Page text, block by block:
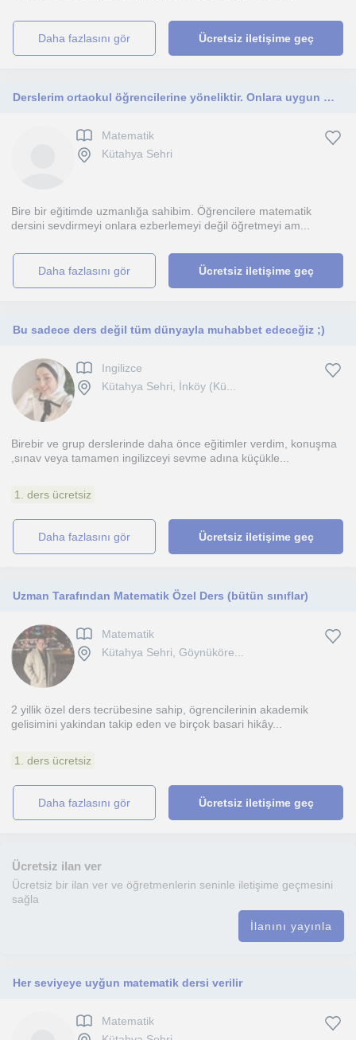
daha fazlasını gör Ücretsiz iletişime geç
Derslerim ortaokul öğrencilerine yöneliktir. Onlara uygun materyallerle derslerimi sürdürebilirim.
Matematik
Kütahya Sehri
Bire bir eğitimde uzmanlığa sahibim. Öğrencilere matematik
dersini sevdirmeyi onlara ezberlemeyi değil öğretmeyi am...
daha fazlasını gör Ücretsiz iletişime geç
Bu sadece ders değil tüm dünyayla muhabbet edeceğiz ;)
Ingilizce
Kütahya Sehri, İnköy (Kü...
Birebir ve grup derslerinde daha önce eğitimler verdim, konuşma
,sınav veya tamamen ingilizceyi sevme adına küçükle...
1. ders ücretsiz
daha fazlasını gör Ücretsiz iletişime geç
Uzman Tarafından Matematik Özel Ders (bütün sınıflar)
Matematik
Kütahya Sehri, Göynüköre...
2 yillik özel ders tecrübesine sahip, ögrencilerinin akademik
gelisimini yakindan takip eden ve birçok basari hikây...
1. ders ücretsiz
daha fazlasını gör Ücretsiz iletişime geç
Ücretsiz ilan ver
Ücretsiz bir ilan ver ve öğretmenlerin seninle iletişime geçmesini
sağla
İlanını yayınla
Her seviyeye uyğun matematik dersi verilir
Matematik